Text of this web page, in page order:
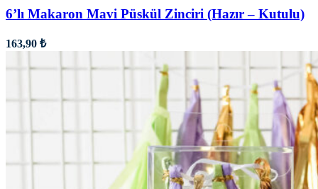
6’lı Makaron Mavi Püskül Zinciri (Hazır – Kutulu)
163,90 ₺